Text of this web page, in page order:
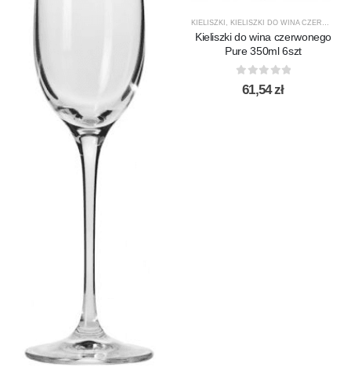
KIELISZKI KIELISZKI DO WINA CZERWONEGO
Kieliszki do wina czerwonego
Pure 350ml 6szt
out of 5
61,54zł